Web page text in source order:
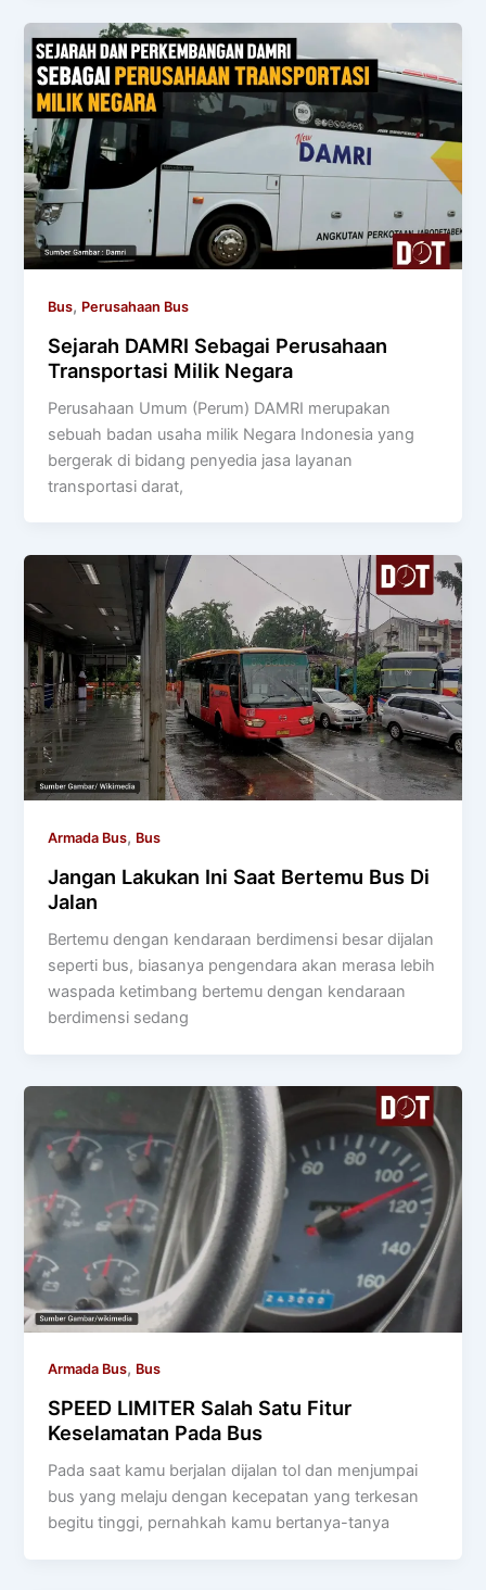
Bus, Perusahaan Bus
Sejarah DAMRI Sebagai Perusahaan
Transportasi Milik Negara
Perusahaan Umum (Perum) DAMRI merupakan
sebuah badan usaha milik Negara Indonesia yang
bergerak di bidang penyedia jasa layanan
transportasi darat,
Armada Bus, Bus
Jangan Lakukan Ini Saat Bertemu Bus Di
Jalan
Bertemu dengan kendaraan berdimensi besar dijalan
seperti bus, biasanya pengendara akan merasa lebih
waspada ketimbang bertemu dengan kendaraan
berdimensi sedang
Armada Bus, Bus
SPEED LIMITER Salah Satu Fitur
Keselamatan Pada Bus
Pada saat kamu berjalan dijalan tol dan menjumpai
bus yang melaju dengan kecepatan yang terkesan
begitu tinggi, pernahkah kamu bertanya-tanya